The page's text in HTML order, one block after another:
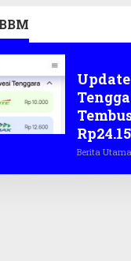
Berita Utama